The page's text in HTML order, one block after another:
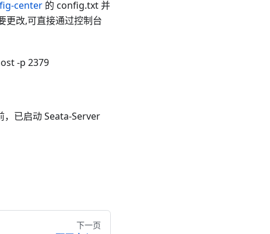
center 的 config.txt 并
更改,可直接通过控制台
-p 2379
，已启动 Seata-Server
下一页